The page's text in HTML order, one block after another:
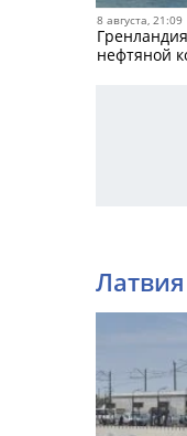
8 августа, 21:09
нефтяной
Латвия